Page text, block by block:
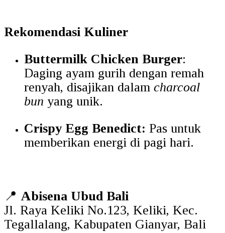
Rekomendasi Kuliner
Buttermilk Chicken Burger:
Daging ayam gurih dengan remah
renyah, disajikan dalam charcoal
bun yang unik.
Crispy Egg Benedict: Pas untuk
memberikan energi di pagi hari.
📍 Abisena Ubud Bali
Jl. Raya Keliki No.123, Keliki, Kec.
Tegallalang, Kabupaten Gianyar, Bali